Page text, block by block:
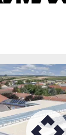
13